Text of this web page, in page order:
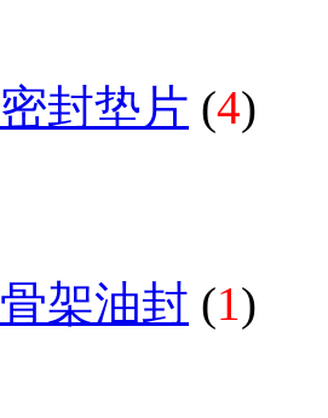
密封垫片 (4)
骨架油封 (1)